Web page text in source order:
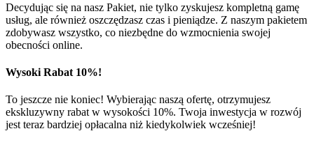
Decydując się na nasz Pakiet, nie tylko zyskujesz kompletną gamę
usług, ale również oszczędzasz czas i pieniądze. Z naszym pakietem
zdobywasz wszystko, co niezbędne do wzmocnienia swojej
obecności online.
Wysoki Rabat 10%!
To jeszcze nie koniec! Wybierając naszą ofertę, otrzymujesz
ekskluzywny rabat w wysokości 10%. Twoja inwestycja w rozwój
jest teraz bardziej opłacalna niż kiedykolwiek wcześniej!